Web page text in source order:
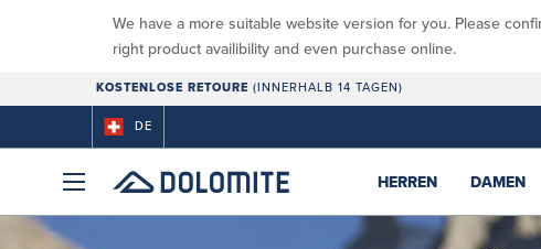
We have a more suitable website version for you. Please
right product availibility and even purchase online.
KOSTENLOSE RETOURE (INNERHALB 14 TAGEN)
DE
HERREN DAMEN